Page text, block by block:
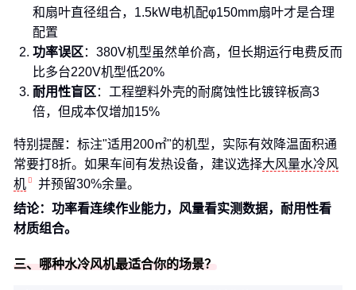
和扇叶直径组合，1.5kW电机配φ150mm扇叶才是合理
配置
功率误区 ：380V机型虽然单价高，但长期运行电费反而
比多台220V机型低20%
耐用性盲区 ：工程塑料外壳的耐腐蚀性比镀锌板高3
倍，但成本仅增加15%
特别提醒：标注"适用200㎡"的机型，实际有效降温面积通
常要打8折。如果车间有发热设备，建议选择大风量水冷风
机
并预留30%余量。
结论：功率看连续作业能力，风量看实测数据，耐用性看
材质组合。
三、哪种水冷风机最适合你的场景？